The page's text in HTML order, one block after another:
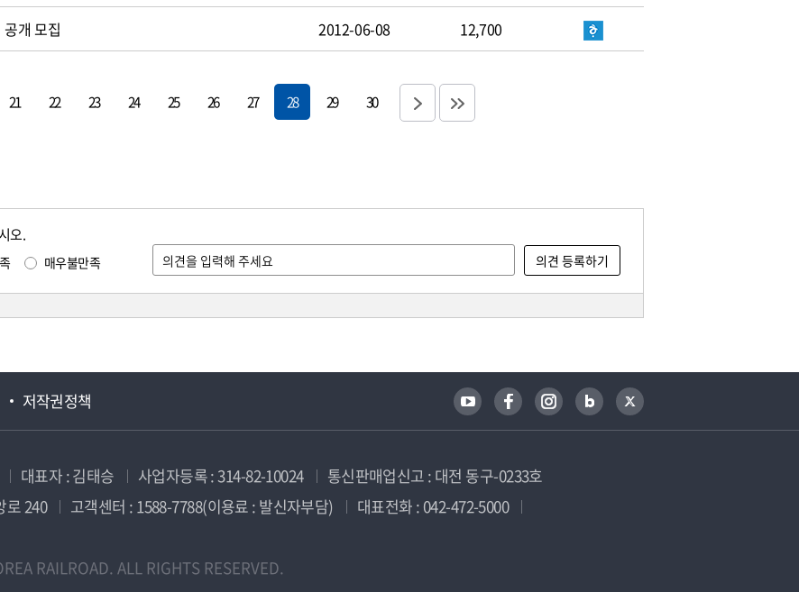
개 모집 2012-06-08 12,700
21 22 23 24 25 26 27 28 29 30
오.
매우불만족
저작권정책
대표자 : 김태승 사업자등록 : 314-82-10024
통신판매업신고 : 대전 동구-0233호
로 240
고객센터 : 1588-7788(이용료 : 발신자부담)
대표전화 : 042-472-5000
RAILROAD. ALL RIGHTS RESERVED.